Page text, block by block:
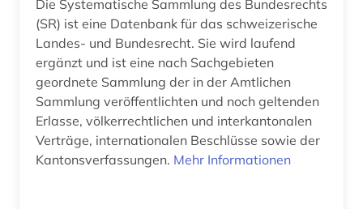
historischer materialismus (1)
hochschulpolitik (1)
höhlentempel (1)
inventar (2)
johann christoph (1)
Die Systematische Sammlung des Bundesrechts
(SR) ist eine Datenbank für das schweizerische
Landes- und Bundesrecht. Sie wird laufend
ergänzt und ist eine nach Sachgebieten
geordnete Sammlung der in der Amtlichen
Sammlung veröffentlichten und noch geltenden
Erlasse, völkerrechtlichen und interkantonalen
Verträge, internationalen Beschlüsse sowie der
Kantonsverfassungen. Mehr Informationen